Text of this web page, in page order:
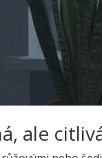
ale